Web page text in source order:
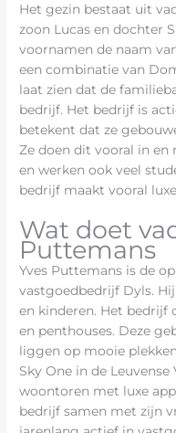
Het gezin bestaat uit
zoon Lucas en dochter
voornamen de naam
een combinatie van
laat zien dat de
bedrijf. Het bedrijf is
betekent dat ze
Ze doen dit vooral in en
en werken ook veel
bedrijf maakt vooral
Wat doet
Puttemans
Yves Puttemans is de
vastgoedbedrijf Dyls.
en kinderen. Het bedrijf
en penthouses. Deze
liggen op mooie
Sky One in de
woontoren met luxe
bedrijf samen met zijn